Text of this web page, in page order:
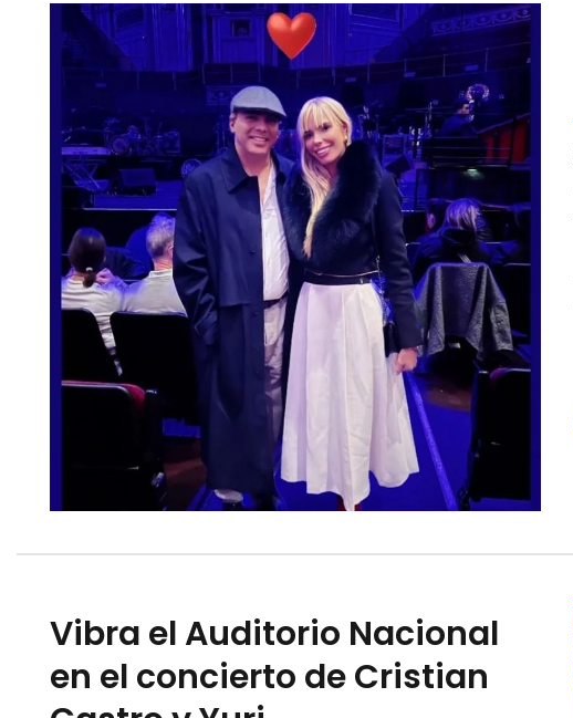
Vibra el Auditorio Nacional
en el concierto de Cristian